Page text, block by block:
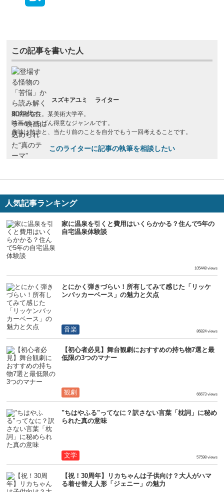
この記事を書いた人
スズキアユミ
ライター
東京都在住。某美術大学卒。
映画がいちばん得意なジャンルです。
趣味は散歩と、当たり前のことを自分でもう一回考えることです。
このライターに記事の執筆を相談したい
人気記事ランキング
家に温泉を引くと費用はいくらかかる？住んで5年の
自宅温泉体験談
105448 views
とにかく弾きづらい！所有してみて感じた「リッケ
ンバッカーベース」の魅力と欠点
音楽 86824 views
【初心者必見】舞台観劇におすすめの持ち物7選と最
低限の3つのマナー
観劇 66673 views
"ちはやふる"ってなに？訳さない言葉「枕詞」に秘め
られた真の意味
文学 57598 views
【祝！30周年】リカちゃんは子供向け？大人がハマ
る着せ替え人形「ジェニー」の魅力